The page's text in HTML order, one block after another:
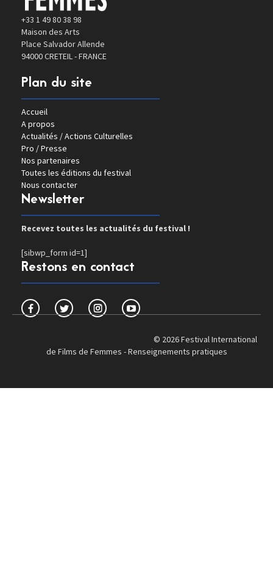
+33 1 49 80 38 98
Maison des Arts
Place Salvador Allende
94000 CRETEIL - FRANCE
Plan du site
Accueil
A propos
Actualités / Actions Culturelles
Pro / Presse
Nos partenaires
Toutes les éditions du festival
Nous contacter
Newsletter
Recevez toutes les actualités du festival !
[sibwp_form id=1]
Restons en contact
© 2026 Festival International
de Films de Femmes -Renseignements pratiques